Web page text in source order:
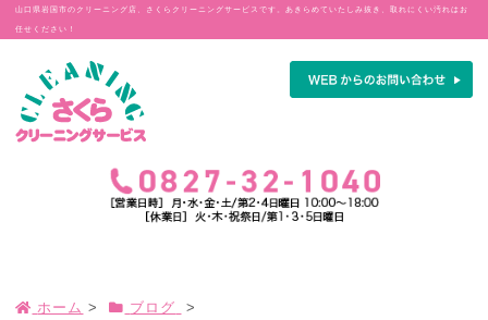
山口県岩国市のクリーニング店、さくらクリーニングサービスです。あきらめていたしみ抜き、取れにくい汚れはお
任せください！
ホーム > ブログ
>